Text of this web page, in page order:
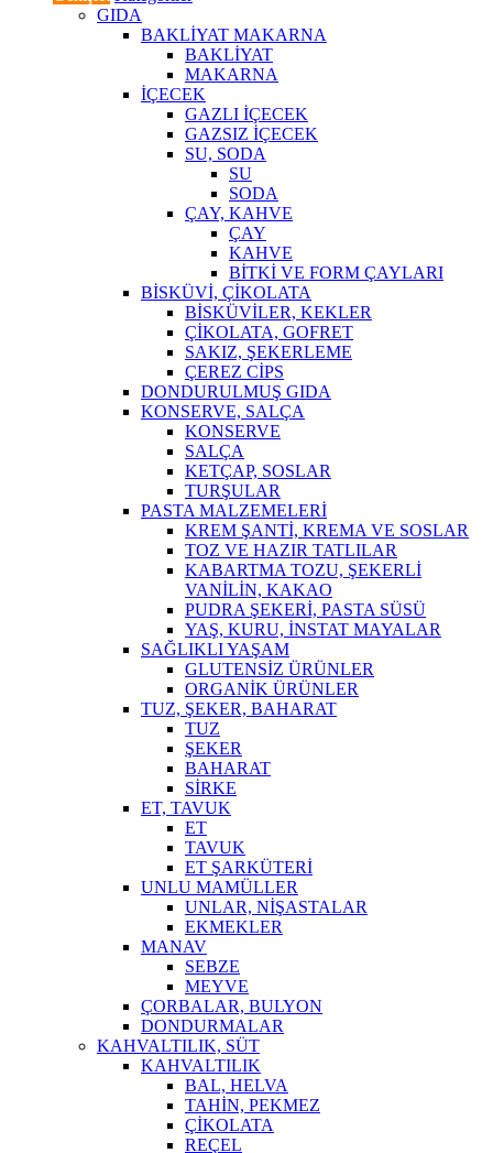
GIDA
BAKLİYAT MAKARNA
BAKLİYAT
MAKARNA
İÇECEK
GAZLI İÇECEK
GAZSIZ İÇECEK
SU, SODA
SU
SODA
ÇAY, KAHVE
ÇAY
KAHVE
BİTKİ VE FORM ÇAYLARI
BİSKÜVİ, ÇİKOLATA
BİSKÜVİLER, KEKLER
ÇİKOLATA, GOFRET
SAKIZ, ŞEKERLEME
ÇEREZ CİPS
DONDURULMUŞ GIDA
KONSERVE, SALÇA
KONSERVE
SALÇA
KETÇAP, SOSLAR
TURŞULAR
PASTA MALZEMELERİ
KREM ŞANTİ, KREMA VE SOSLAR
TOZ VE HAZIR TATLILAR
KABARTMA TOZU, ŞEKERLİ
VANİLİN, KAKAO
PUDRA ŞEKERİ, PASTA SÜSÜ
YAŞ, KURU, İNSTAT MAYALAR
SAĞLIKLI YAŞAM
GLUTENSİZ ÜRÜNLER
ORGANİK ÜRÜNLER
TUZ, ŞEKER, BAHARAT
TUZ
ŞEKER
BAHARAT
SİRKE
ET, TAVUK
ET
TAVUK
ET ŞARKÜTERİ
UNLU MAMÜLLER
UNLAR, NİŞASTALAR
EKMEKLER
MANAV
SEBZE
MEYVE
ÇORBALAR, BULYON
DONDURMALAR
KAHVALTILIK, SÜT
KAHVALTILIK
BAL, HELVA
TAHİN, PEKMEZ
ÇİKOLATA
REÇEL